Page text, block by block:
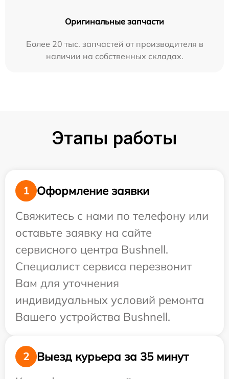
Оригинальные запчасти
Более 20 тыс. запчастей от производителя в
наличии на собственных складах.
Этапы работы
1
Оформление заявки
Свяжитесь с нами по телефону или
оставьте заявку на сайте
сервисного центра Bushnell.
Специалист сервиса перезвонит
Вам для уточнения
индивидуальных условий ремонта
Вашего устройства Bushnell.
2
Выезд курьера за 35 минут